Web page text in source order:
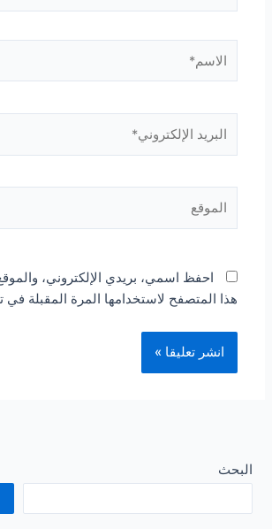
الإلكتروني*
احفظ اسمي، بريدي الإلكتروني،
هذا المتصفح لاستخدامها المرة المقبلة في
البحث